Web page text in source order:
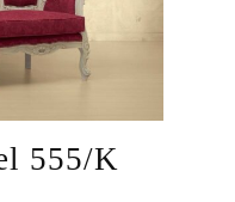
555/K